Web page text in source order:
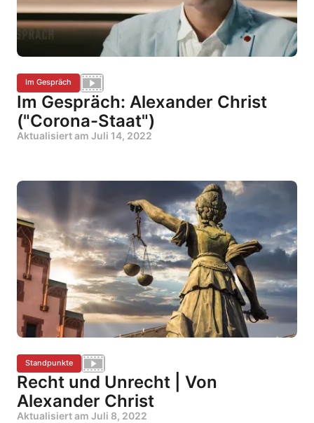
Im Gespräch
Im Gespräch: Alexander Christ
("Corona-Staat")
Aktualisiert am Juli 14, 2022
Standpunkte
Recht und Unrecht | Von
Alexander Christ
Aktualisiert am Juli 8, 2022